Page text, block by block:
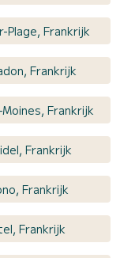
Frankrijk
Frankrijk
Frankrijk
Frankrijk
Frankrijk
Frankrijk